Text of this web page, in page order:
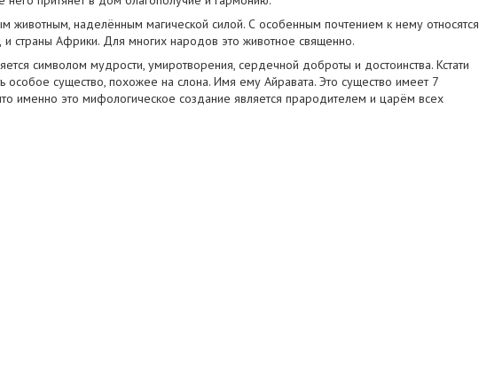
животным, наделённым магической силой. С особенным почтением к нему относятся
и страны Африки. Для многих народов это животное священно.
символом мудрости, умиротворения, сердечной доброты и достоинства. Кстати
особое существо, похожее на слона. Имя ему Айравата. Это существо имеет 7
именно это мифологическое создание является прародителем и царём всех